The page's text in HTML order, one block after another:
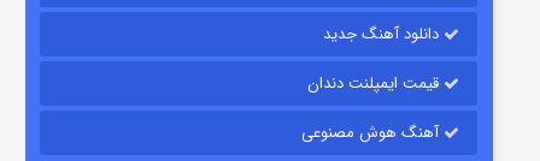
دانلود آهنگ جدید
قیمت ایمپلنت دندان
آهنگ هوش مصنوعی